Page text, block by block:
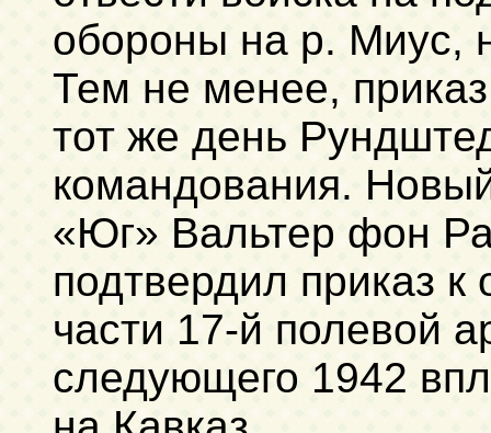
обороны на р. Миус,
Тем не менее,
тот же день
командования.
«Юг» Вальтер фон
подтвердил приказ
части 17-й полевой
следующего 1942